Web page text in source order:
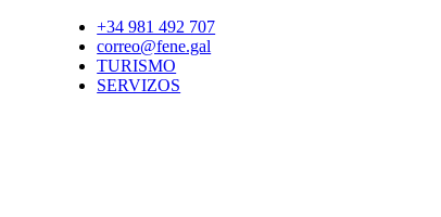
+34 981 492 707
correo@fene.gal
TURISMO
SERVIZOS